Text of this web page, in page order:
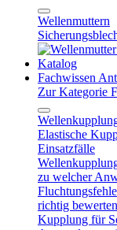
Wellenmuttern
Katalog
Fachwissen
Zur Kategorie
Elastische
Einsatzfälle
zu welcher
richtig bewerten
Kupplung für